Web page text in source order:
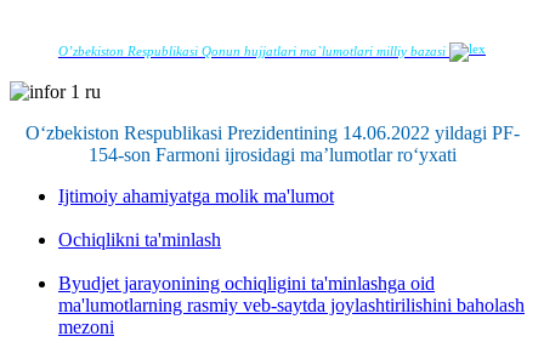
O’zbekiston Respublikasi Qonun hujjatlari ma`lumotlari milliy bazasi
O‘zbekiston Respublikasi Prezidentining 14.06.2022 yildagi PF-
154-son Farmoni ijrosidagi ma’lumotlar ro‘yxati
Ijtimoiy ahamiyatga molik ma'lumot
Ochiqlikni ta'minlash
Byudjet jarayonining ochiqligini ta'minlashga oid
ma'lumotlarning rasmiy veb-saytda joylashtirilishini baholash
mezoni